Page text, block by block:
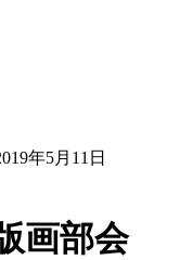
年5月11日
画部会